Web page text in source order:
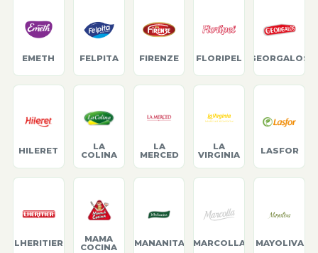
EMETH FELPITA FIRENZE FLORIPEL GEORGALOS
HILERET
LA
COLINA
LA
MERCED
LA
VIRGINIA
LASFOR
LHERITIER
MAMA
COCINA
MANANITA MARCOLLA MAYOLIVA